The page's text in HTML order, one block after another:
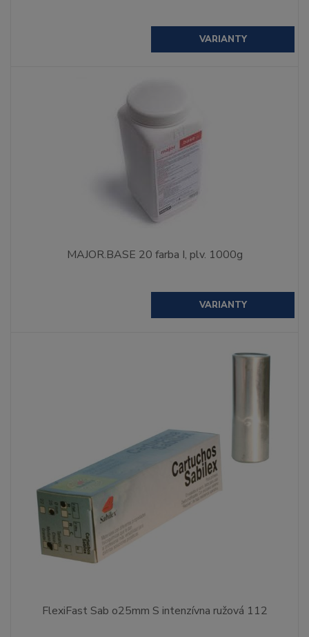
VARIANTY
MAJOR.BASE 20 farba I, plv. 1000g
VARIANTY
FlexiFast Sab o25mm S intenzívna ružová 112